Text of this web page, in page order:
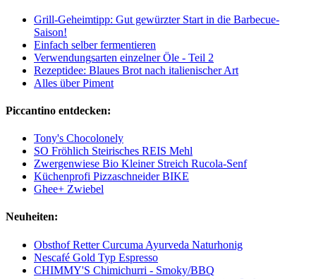
Grill-Geheimtipp: Gut gewürzter Start in die Barbecue-
Saison!
Einfach selber fermentieren
Verwendungsarten einzelner Öle - Teil 2
Rezeptidee: Blaues Brot nach italienischer Art
Alles über Piment
Piccantino entdecken:
Tony's Chocolonely
SO Fröhlich Steirisches REIS Mehl
Zwergenwiese Bio Kleiner Streich Rucola-Senf
Küchenprofi Pizzaschneider BIKE
Ghee+ Zwiebel
Neuheiten:
Obsthof Retter Curcuma Ayurveda Naturhonig
Nescafé Gold Typ Espresso
CHIMMY'S Chimichurri - Smoky/BBQ